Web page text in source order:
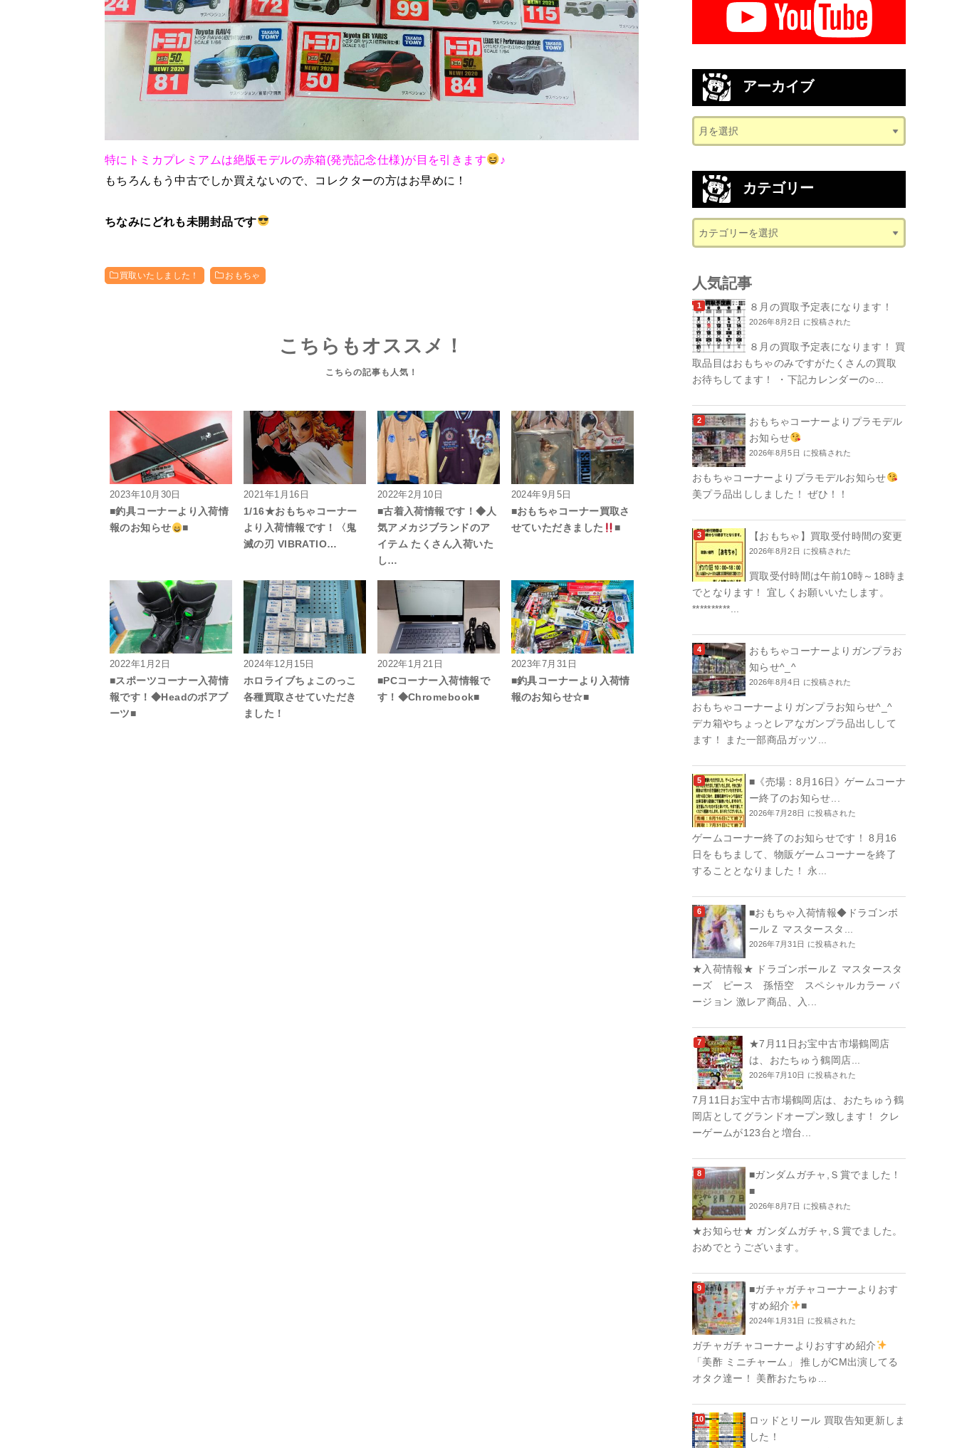
特にトミカプレミアムは絶版モデルの赤箱(発売記念仕様)が目を引きます
♪
もちろんもう中古でしか買えないので、コレクターの方はお早めに！
ちなみにどれも未開封品です
買取いたしました！ おもちゃ
こちらもオススメ！
2023年10月30日
■釣具コーナーより入荷情
報のお知らせ
■
2021年1月16日
1/16★おもちゃコーナー
より入荷情報です！〈鬼
滅の刃 VIBRATIO…
2022年2月10日
■古着入荷情報です！◆人
気アメカジブランドのア
イテム たくさん入荷いた
し…
2024年9月5日
■おもちゃコーナー買取さ
せていただきました
■
2022年1月2日
■スポーツコーナー入荷情
報です！◆Headのボアブ
ーツ■
2024年12月15日
ホロライブちょこのっこ
各種買取させていただき
ました！
2022年1月21日
■PCコーナー入荷情報で
す！◆Chromebook■
2023年7月31日
■釣具コーナーより入荷情
報のお知らせ☆■
アーカイブ
カテゴリー
人気記事
８月の買取予定表になります！
2026年8月2日 に投稿された
８月の買取予定表になります！ 買
取品目はおもちゃのみですがたくさんの買取
お待ちしてます！ ・下記カレンダーの○...
おもちゃコーナーよりプラモデル
お知らせ
2026年8月5日 に投稿された
おもちゃコーナーよりプラモデルお知らせ
美プラ品出ししました！ ぜひ！！
【おもちゃ】買取受付時間の変更
2026年8月2日 に投稿された
買取受付時間は午前10時～18時ま
でとなります！ 宜しくお願いいたします。
**********...
おもちゃコーナーよりガンプラお
知らせ^_^
2026年8月4日 に投稿された
おもちゃコーナーよりガンプラお知らせ^_^
デカ箱やちょっとレアなガンプラ品出しして
ます！ また一部商品ガッツ...
■《売場：8月16日》ゲームコーナ
ー終了のお知らせ...
2026年7月28日 に投稿された
ゲームコーナー終了のお知らせです！ 8月16
日をもちまして、物販ゲームコーナーを終了
することとなりました！ 永...
■おもちゃ入荷情報◆ドラゴンボ
ールＺ マスタースタ...
2026年7月31日 に投稿された
★入荷情報★ ドラゴンボールＺ マスタースタ
ーズ ピース 孫悟空 スペシャルカラー バ
ージョン 激レア商品、入...
★7月11日お宝中古市場鶴岡店
は、おたちゅう鶴岡店...
2026年7月10日 に投稿された
7月11日お宝中古市場鶴岡店は、おたちゅう鶴
岡店としてグランドオープン致します！ クレ
ーゲームが123台と増台...
■ガンダムガチャ,Ｓ賞でました！
■
2026年8月7日 に投稿された
★お知らせ★ ガンダムガチャ,Ｓ賞でました。
おめでとうございます。
■ガチャガチャコーナーよりおす
すめ紹介
■
2024年1月31日 に投稿された
ガチャガチャコーナーよりおすすめ紹介
「美酢 ミニチャーム」 推しがCM出演してる
オタク達ー！ 美酢おたちゅ...
ロッドとリール 買取告知更新しま
した！